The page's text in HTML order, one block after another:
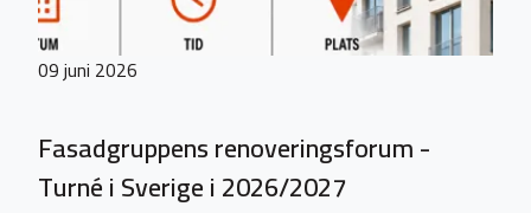
09 juni 2026
Fasadgruppens renoveringsforum -
Turné i Sverige i 2026/2027